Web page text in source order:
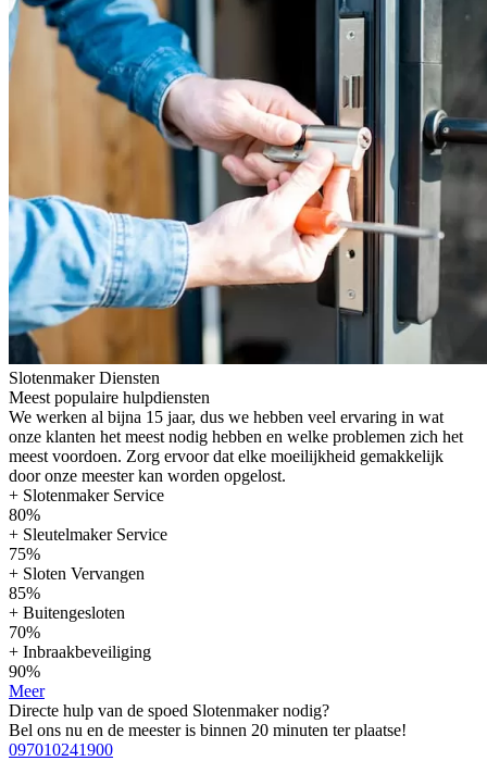
Slotenmaker Diensten
Meest populaire hulpdiensten
We werken al bijna 15 jaar, dus we hebben veel ervaring in wat
onze klanten het meest nodig hebben en welke problemen zich het
meest voordoen. Zorg ervoor dat elke moeilijkheid gemakkelijk
door onze meester kan worden opgelost.
+ Slotenmaker Service
80%
+ Sleutelmaker Service
75%
+ Sloten Vervangen
85%
+ Buitengesloten
70%
+ Inbraakbeveiliging
90%
Meer
Directe hulp van de spoed Slotenmaker nodig?
Bel ons nu en de meester is binnen 20 minuten ter plaatse!
097010241900